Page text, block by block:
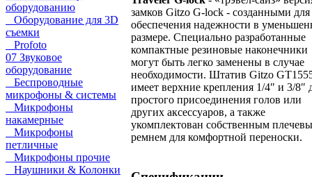
оборудованию
Оборудование для 3D
съемки
Profoto
07 Звуковое
оборудование
Беспроводные
микрофоны & системы
Микрофоны
накамерные
Микрофоны
петличные
Микрофоны прочие
Наушники & Колонки
замков Gitzo G-lock - созданными для
обеспечения надежности в
размере. Специально разработанные
компактные резиновые наконечники
могут быть легко заменены в случае
необходимости. Штатив Gitzo
имеет верхние крепления 1/4″ и 3/8″
простого присоединения голов или
других аксессуаров, а также
укомплектован собственным
ремнем для комфортной переноски.